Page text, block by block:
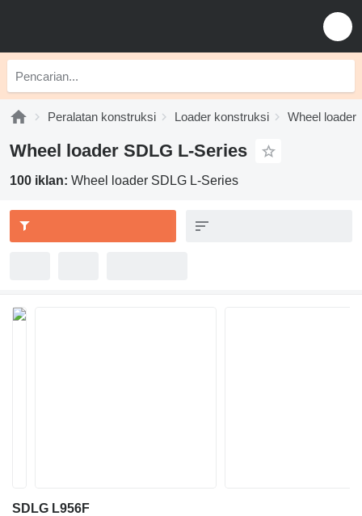
Peralatan konstruksi Loader konstruksi Wheel loader
Wheel loader SDLG L-Series
100 iklan: Wheel loader SDLG L-Series
SDLG L956F